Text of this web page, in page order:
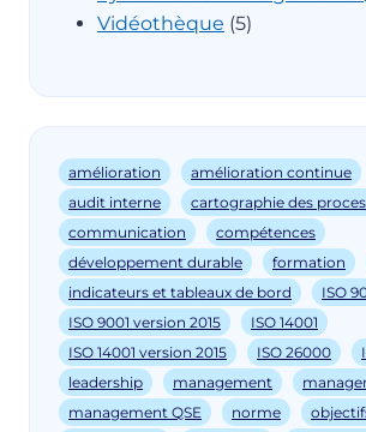
Vidéothèque (5)
amélioration amélioration continue
audit interne
cartographie des
communication
compétences
développement durable
formation
indicateurs et tableaux de bord
ISO
ISO 9001 version 2015
ISO 14001
ISO 14001 version 2015
ISO 26000
leadership
management
management QSE
norme